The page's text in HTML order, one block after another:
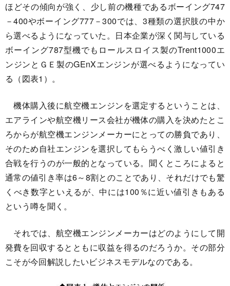
ほどその傾向が強く、少し前の機種であるボーイング747
－400やボーイング777－300では、3種類の選択肢の中か
ら選べるようになっていた。日本企業が深く関与している
ボーイング787型機でもロールスロイス製のTrent1000エ
ンジンとＧＥ製のGEnXエンジンが選べるようになってい
る（図表1）。
機体購入後に航空機エンジンを選定するということは、
エアラインや航空機リース会社が機体の購入を決めたとこ
ろからが航空機エンジンメーカーにとっての勝負であり、
そのため自社エンジンを選択してもらうべく激しい値引き
合戦を行うのが一般的となっている。聞くところによると
通常の値引き率は6～8割とのことであり、それだけでも驚
くべき数字といえるが、中には100％に近い値引きもある
という噂を聞く。
それでは、航空機エンジンメーカーはどのようにして開
発費を回収するとともに収益を得るのだろうか。その部分
こそが今回解説したいビジネスモデルなのである。